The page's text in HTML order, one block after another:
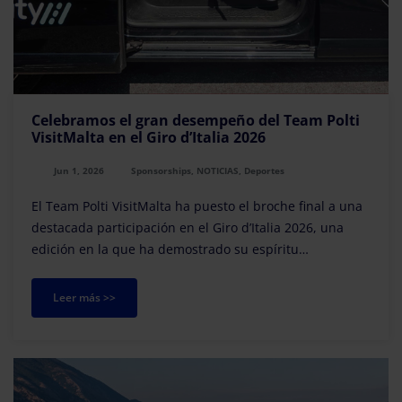
Celebramos el gran desempeño del Team Polti
VisitMalta en el Giro d’Italia 2026
Jun 1, 2026 Sponsorships, NOTICIAS, Deportes
El Team Polti VisitMalta ha puesto el broche final a una
destacada participación en el Giro d’Italia 2026, una
edición en la que ha demostrado su espíritu
etapa.Leer más >>